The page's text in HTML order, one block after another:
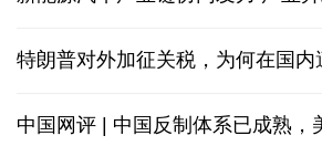
特朗普对外加征关税，为何在国内
中国网评 | 中国反制体系已成熟，